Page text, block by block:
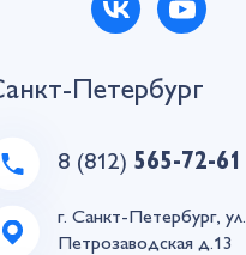
Петербург
8 (812) 565-72-61
г. Санкт-Петербург, ул.
Петрозаводская д.13